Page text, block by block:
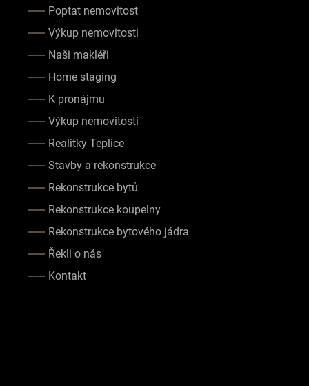
Poptat nemovitost
Výkup nemovitosti
Naši makléři
Home staging
K pronájmu
Výkup nemovitostí
Realitky Teplice
Stavby a rekonstrukce
Rekonstrukce bytů
Rekonstrukce koupelny
Rekonstrukce bytového jádra
Řekli o nás
Kontakt